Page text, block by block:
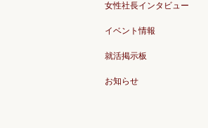
女性社長インタビュー
イベント情報
就活掲示板
お知らせ